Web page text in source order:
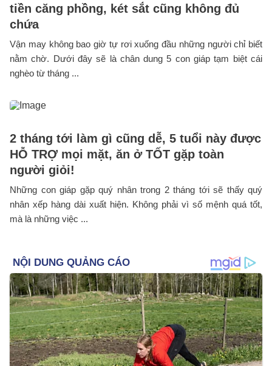
tiền căng phồng, két sắt cũng không đủ
chứa
Vận may không bao giờ tự rơi xuống đầu những người chỉ biết
nằm chờ. Dưới đây sẽ là chân dung 5 con giáp tạm biệt cái
nghèo từ tháng ...
2 tháng tới làm gì cũng dễ, 5 tuổi này được
HỖ TRỢ mọi mặt, ăn ở TỐT gặp toàn
người giỏi!
Những con giáp gặp quý nhân trong 2 tháng tới sẽ thấy quý
nhân xếp hàng dài xuất hiện. Không phải vì số mệnh quá tốt,
mà là những việc ...